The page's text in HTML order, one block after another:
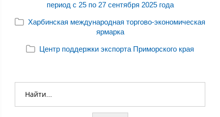
период с 25 по 27 сентября 2025 года
Харбинская международная торгово-экономическая
ярмарка
Центр поддержки экспорта Приморского края